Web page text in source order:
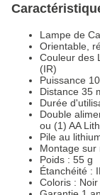
Lampe de
Orientable,
Couleur des
(IR)
Puissance
Distance 35
Durée
Double
ou (1) AA
Pile au
Montage sur
Poids : 55 g
Étanchéité :
Coloris : Noir